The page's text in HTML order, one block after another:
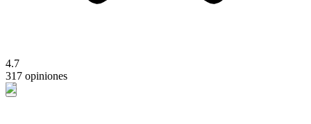
4.7
317 opiniones